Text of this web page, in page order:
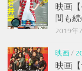
映画
間も
2019年
映画/
映画